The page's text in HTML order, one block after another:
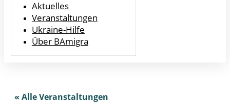
Aktuelles
Veranstaltungen
Ukraine-Hilfe
Über BAmigra
« Alle Veranstaltungen